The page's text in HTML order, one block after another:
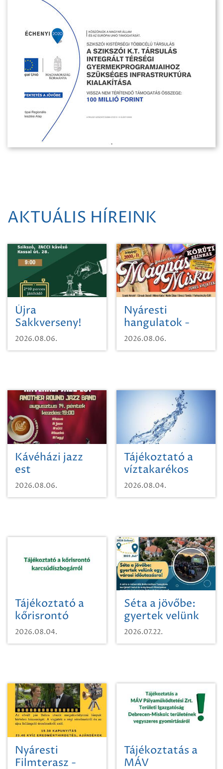
AKTUÁLIS HÍREINK
Újra
Sakkverseny!
2026.08.06.
Nyáresti
hangulatok -
Mágnás Miska
2026.08.06.
Kávéházi jazz
est
2026.08.06.
Tájékoztató a
víztakarékos
vízhasználatról
2026.08.04.
Tájékoztató a
kőrisrontó
karcsúdíszbogárról
2026.08.04.
Séta a jövőbe:
gyertek velünk
egy városi
időutazásra!
2026.07.22.
Nyáresti
Filmterasz -
Tájékoztatás a
MÁV